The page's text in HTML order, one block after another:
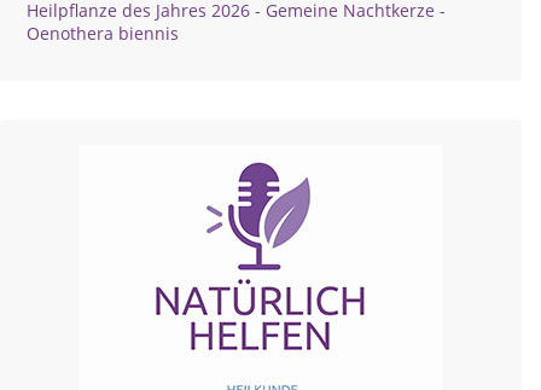
Heilpflanze des Jahres 2026 - Gemeine Nachtkerze -
Oenothera biennis